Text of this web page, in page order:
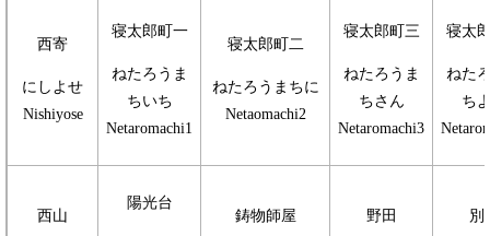
西寄
にしよせ
Nishiyose
寝太郎町一
ねたろうま
ちいち
Netaromachi1
寝太郎町二
ねたろうまちに
Netaomachi2
寝太郎町三
ねたろうま
ちさん
Netaromachi3
寝太
ねた
ち
西山
陽光台
鋳物師屋 野田 別